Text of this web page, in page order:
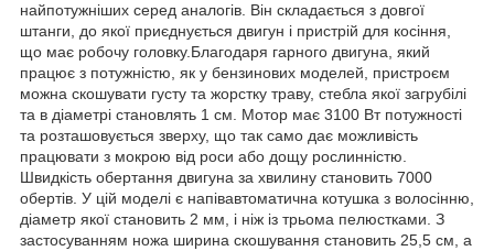
найпотужніших серед аналогів. Він складається з довгої
штанги, до якої приєднується двигун і пристрій для косіння,
що має робочу головку.Благодаря гарного двигуна, який
працює з потужністю, як у бензинових моделей, пристроєм
можна скошувати густу та жорстку траву, стебла якої загрубілі
та в діаметрі становлять 1 см. Мотор має 3100 Вт потужності
та розташовується зверху, що так само дає можливість
працювати з мокрою від роси або дощу рослинністю.
Швидкість обертання двигуна за хвилину становить 7000
обертів. У цій моделі є напівавтоматична котушка з волосінню,
діаметр якої становить 2 мм, і ніж із трьома пелюстками. З
застосуванням ножа ширина скошування становить 25,5 см, а